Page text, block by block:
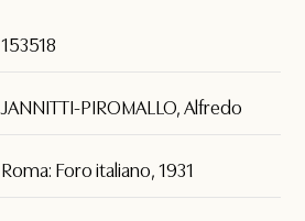
153518
JANNITTI-PIROMALLO, Alfredo
Roma: Foro italiano, 1931